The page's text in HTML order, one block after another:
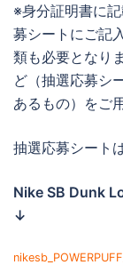
※身分証明書に
募シートにご記
類も必要となり
ど（抽選応募シ
あるもの）をご
抽選応募シート
Nike SB Dunk
↓